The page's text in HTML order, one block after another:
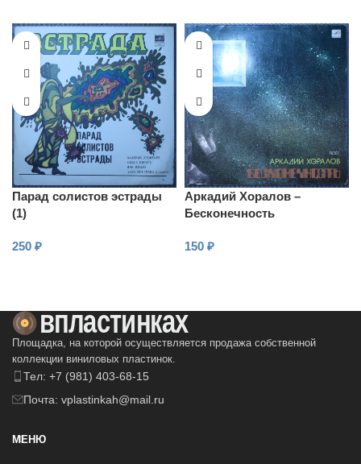
Парад солистов эстрады
(1)
250 ₽
Аркадий Хоралов –
Бесконечность
150 ₽
Площадка, на которой осуществляется продажа собственной
коллекции виниловых пластинок.
Тел: +7 (981) 403-68-15
Почта: vplastinkah@mail.ru
МЕНЮ